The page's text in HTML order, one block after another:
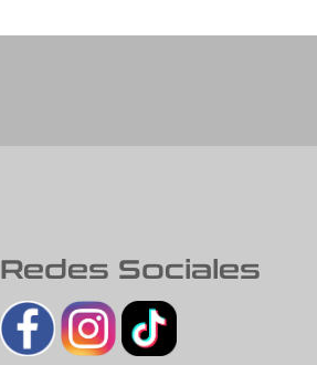
Redes Sociales